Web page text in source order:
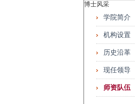
博士风采
学院简介
机构设置
历史沿革
现任领导
师资队伍